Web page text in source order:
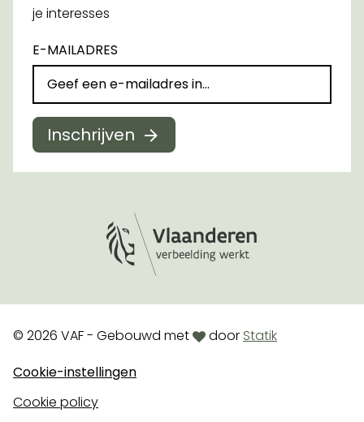
je interesses
E-MAILADRES
Inschrijven
© 2026 VAF - Gebouwd metlovedoor Statik
Cookie-instellingen
Cookie policy